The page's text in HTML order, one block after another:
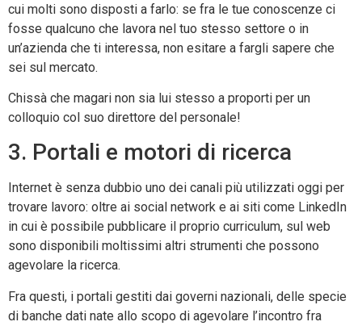
cui molti sono disposti a farlo: se fra le tue conoscenze ci
fosse qualcuno che lavora nel tuo stesso settore o in
un’azienda che ti interessa, non esitare a fargli sapere che
sei sul mercato.
Chissà che magari non sia lui stesso a proporti per un
colloquio col suo direttore del personale!
3. Portali e motori di ricerca
Internet è senza dubbio uno dei canali più utilizzati oggi per
trovare lavoro: oltre ai social network e ai siti come LinkedIn
in cui è possibile pubblicare il proprio curriculum, sul web
sono disponibili moltissimi altri strumenti che possono
agevolare la ricerca.
Fra questi, i portali gestiti dai governi nazionali, delle specie
di banche dati nate allo scopo di agevolare l’incontro fra